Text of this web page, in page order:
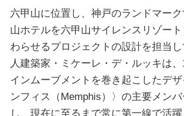
六甲山に位置し、神戸のランドマー
山ホテルを六甲山サイレンスリゾー
わらせるプロジェクトの設計を担当
人建築家・ミケーレ・デ・ルッキは
インムーブメントを巻き起こしたデ
ンフィス（Memphis）〉の主要メン
し、現在に至るまで常に第一線で活